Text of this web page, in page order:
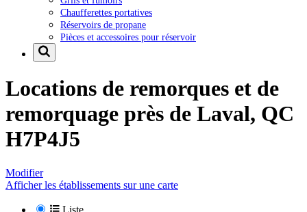
Chaufferettes portatives
Réservoirs de propane
Pièces et accessoires pour réservoir
Locations de remorques et de
remorquage près de Laval, QC
H7P4J5
Modifier
Afficher les établissements sur une carte
Liste